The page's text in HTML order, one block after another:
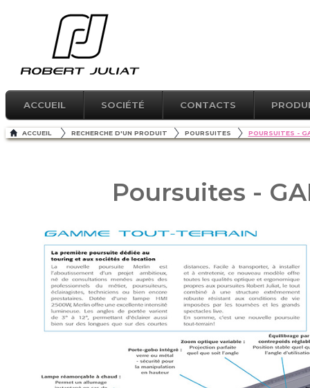
ACCUEIL SOCIÉTÉ CONTACTS
ACCUEIL RECHERCHE D'UN PRODUIT POURSUITES POURSUITES -
Poursuites -